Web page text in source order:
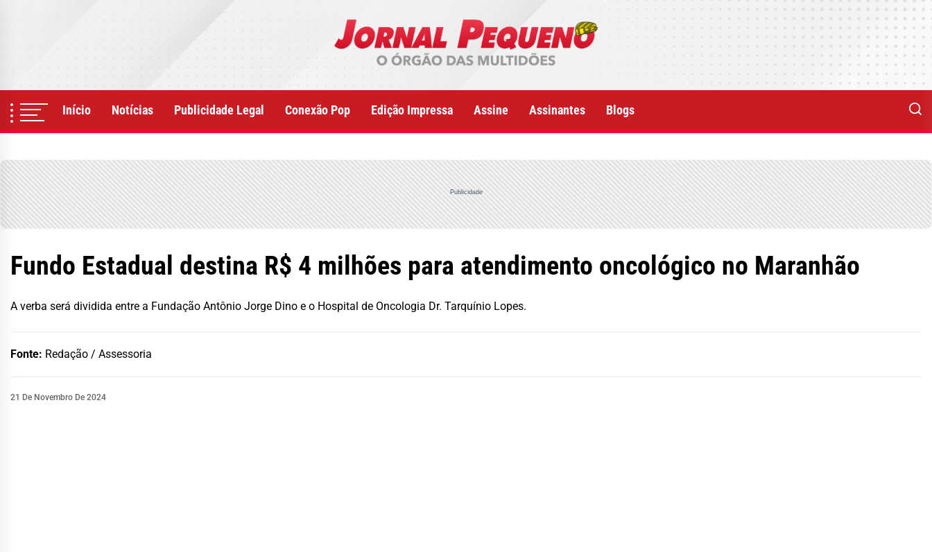
Início Notícias Publicidade Legal Conexão Pop Edição Impressa Assine Assinantes Blogs
Publicidade
Fundo Estadual destina R$ 4 milhões para atendimento oncológico no Maranhão
A verba será dividida entre a Fundação Antônio Jorge Dino e o Hospital de Oncologia Dr. Tarquínio Lopes.
Fonte: Redação / Assessoria
21 De Novembro De 2024